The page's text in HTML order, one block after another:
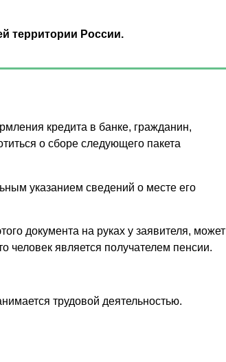
территории России.
кредита в банке, гражданин,
о сборе следующего пакета
указанием сведений о месте его
документа на руках у заявителя, может
человек является получателем пенсии.
трудовой деятельностью.